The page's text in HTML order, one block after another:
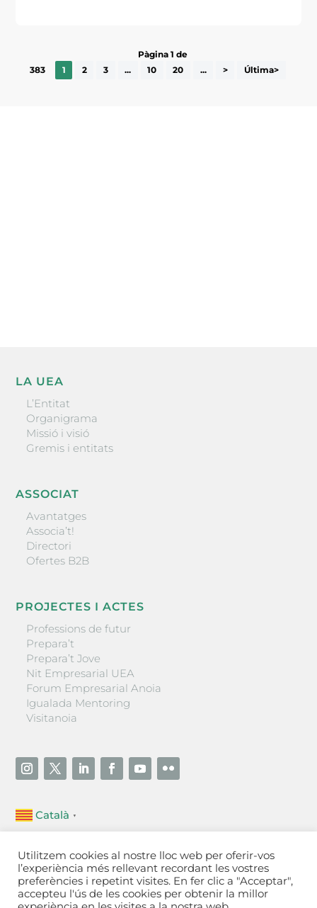
Pàgina 1 de
383
1 2 3 ... 10 20 ... > Última>
LA UEA
L’Entitat
Organigrama
Missió i visió
Gremis i entitats
ASSOCIAT
Avantatges
Associa’t!
Directori
Ofertes B2B
PROJECTES I ACTES
Professions de futur
Prepara’t
Prepara’t Jove
Nit Empresarial UEA
Forum Empresarial Anoia
Igualada Mentoring
Visitanoia
Català ▼
Unió Empresarial de l’Anoia (UEA)
Ctra. de Manresa, 131, 08700 – Igualada(Barcelona)
Tel 93 805 22 92
Utilitzem cookies al nostre lloc web per oferir-vos
l’experiència més rellevant recordant les vostres
preferències i repetint visites. En fer clic a "Acceptar",
accepteu l'ús de les cookies per obtenir la millor